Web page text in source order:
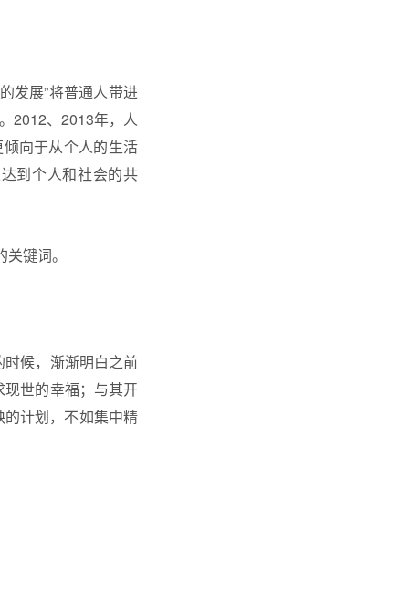
发展”将普通人带进
2012、2013年，人
向于从个人的生活
到个人和社会的共
键词。
时候，渐渐明白之前
现世的幸福；与其开
计划，不如集中精